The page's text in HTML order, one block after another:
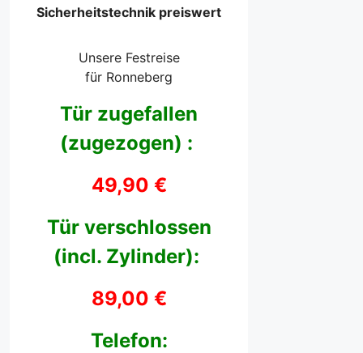
Sicherheitstechnik preiswert
Unsere Festreise
für Ronneberg
Tür zugefallen
(zugezogen) :
49,90 €
Tür verschlossen
(incl. Zylinder):
89,00 €
Telefon: